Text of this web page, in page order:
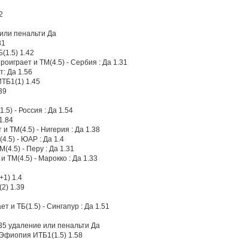
пенальти Да
1.42
и ТМ(4.5) - Сербия : Да 1.31
Да 1.56
1.45
- Россия : Да 1.54
и ТМ(4.5) - Нигерия : Да 1.38
- ЮАР : Да 1.4
- Перу : Да 1.31
ТМ(4.5) - Марокко : Да 1.33
1.4
1.39
и ТБ(1.5) - Сингапур : Да 1.51
удаление или пенальти Да
ИТБ1(1.5) 1.58